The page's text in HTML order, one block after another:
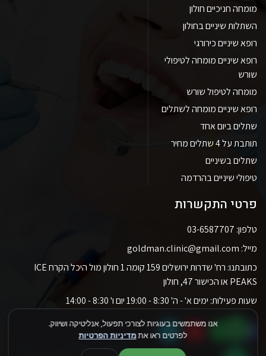
אנו משתמשים בעוגיות לצורכי תפעול, אנליטיקה ושיווק.
לפרטים ראו אתמדיניות הפרטיות
מומחה חניכיים חולון
השתלות שיניים בחולון
רופא שיניים כירורגי
רופא שיניים מומחה לטיפולי
שורש
מומחה לטיפול שורש
רופא שיניים מומחה לשתלים
שתלים ביום אחד
תותבת על 4 שתלים מחיר
שתלים בשיניים
טיפולי שיניים בהרדמה
פרטי התקשרות
טלפון: 03-6587707
מייל: goldman.clinic@gmail.com
כתובתנו: רח' שדרות ירושלים 159 קומה 1 חולון מול היכל הקרח ICE
PEAKS או הכישור 47, חולון
שעות פעילות: ימים א' - ה' 8:30 - 19:00 יום ו' 8:30 - 14:00